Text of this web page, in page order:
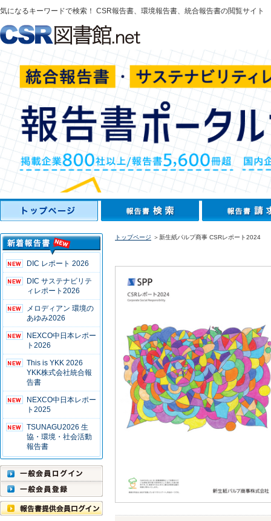
気になるキーワードで検索！ CSR報告書、環境報告書、統合報告書の閲覧サイト
DIC レポート 2026
DIC サステナビリテ
ィレポート2026
メロディアン 環境の
あゆみ2026
NEXCO中日本レポー
ト2026
This is YKK 2026
YKK株式会社統合報
告書
NEXCO中日本レポー
ト2025
TSUNAGU2026 生
協・環境・社会活動
報告書
トップページ ＞新生紙パルプ商事 CSRレポート2024